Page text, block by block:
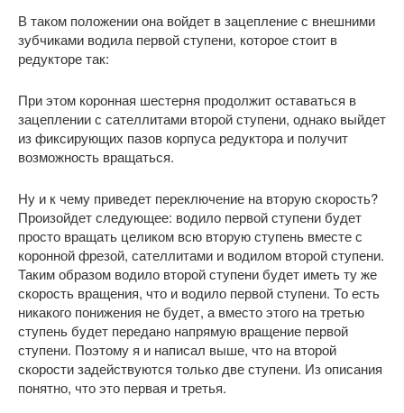
В таком положении она войдет в зацепление с внешними
зубчиками водила первой ступени, которое стоит в
редукторе так:
При этом коронная шестерня продолжит оставаться в
зацеплении с сателлитами второй ступени, однако выйдет
из фиксирующих пазов корпуса редуктора и получит
возможность вращаться.
Ну и к чему приведет переключение на вторую скорость?
Произойдет следующее: водило первой ступени будет
просто вращать целиком всю вторую ступень вместе с
коронной фрезой, сателлитами и водилом второй ступени.
Таким образом водило второй ступени будет иметь ту же
скорость вращения, что и водило первой ступени. То есть
никакого понижения не будет, а вместо этого на третью
ступень будет передано напрямую вращение первой
ступени. Поэтому я и написал выше, что на второй
скорости задействуются только две ступени. Из описания
понятно, что это первая и третья.